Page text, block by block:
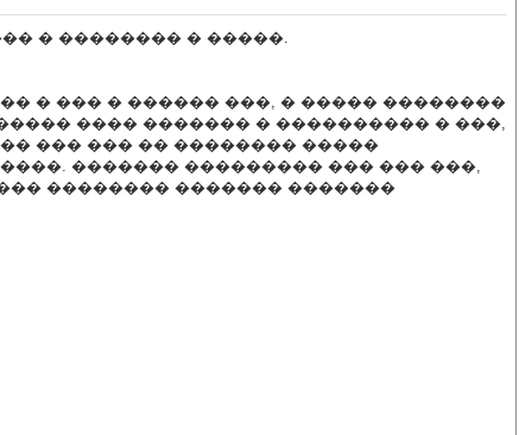
� �������� � �����.
� ��� � ������ ���, � ����� ��������
���� ������� � ���������� � ���,
��� ��� �� �������� �����
������� ��������� ��� ��� ���,
�������� ������� �������